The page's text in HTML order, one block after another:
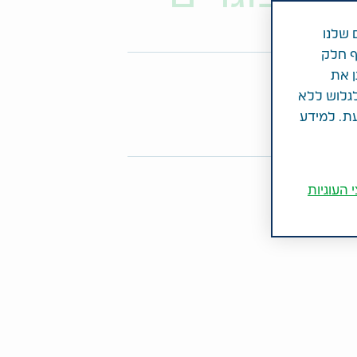
מאמר זה
Share on Facebook
Share on LinkedIn
שלנו
חלק
את
ללא
למידע
העוגיות